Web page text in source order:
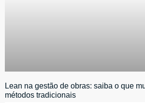
Lean na gestão de obras: saiba o que
métodos tradicionais